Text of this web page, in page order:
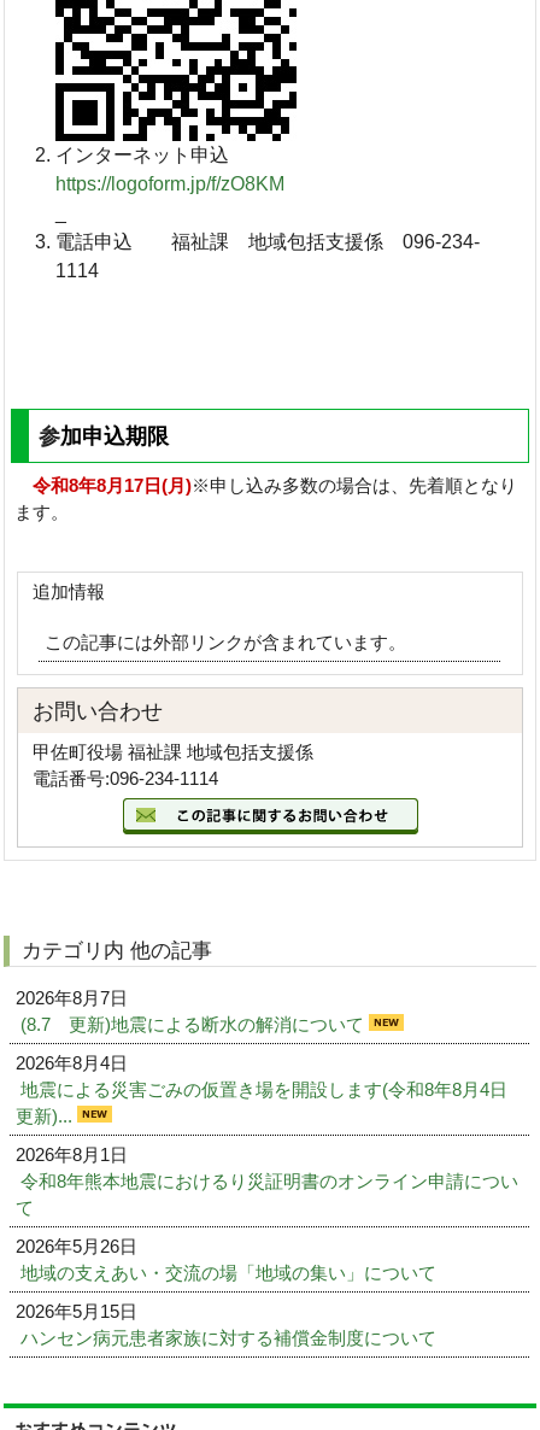
インターネット申込
https://logoform.jp/f/zO8KM
電話申込 福祉課 地域包括支援係 096-234-
1114
参加申込期限
令和8年8月17日(月)※申し込み多数の場合は、先着順となり
ます。
追加情報
この記事には外部リンクが含まれています。
お問い合わせ
甲佐町役場 福祉課 地域包括支援係
電話番号:096-234-1114
カテゴリ内 他の記事
2026年8月7日
(8.7 更新)地震による断水の解消について
2026年8月4日
地震による災害ごみの仮置き場を開設します(令和8年8月4日
更新)...
2026年8月1日
令和8年熊本地震におけるり災証明書のオンライン申請につい
て
2026年5月26日
地域の支えあい・交流の場「地域の集い」について
2026年5月15日
ハンセン病元患者家族に対する補償金制度について